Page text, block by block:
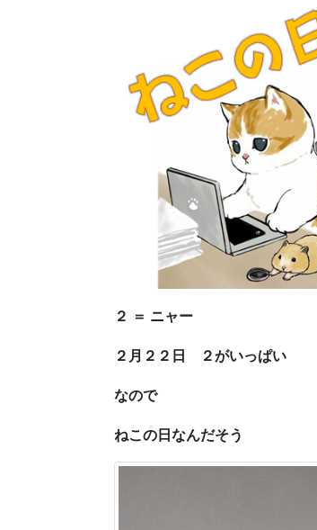
２ ＝ ニャー
２月２２日 ２がいっぱい
なので
ねこの日なんだそう